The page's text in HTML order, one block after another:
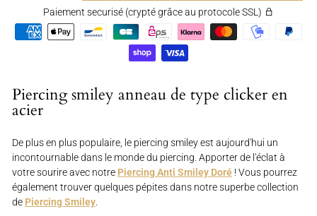
Paiement securisé (crypté grâce au protocole SSL)
Piercing smiley anneau de type clicker en
acier
De plus en plus populaire, le piercing smiley est aujourd'hui un
incontournable dans le monde du piercing. Apporter de l'éclat à
votre sourire avec notre Piercing Anti Smiley Doré ! Vous pourrez
également trouver quelques pépites dans notre superbe collection
de Piercing Smiley.